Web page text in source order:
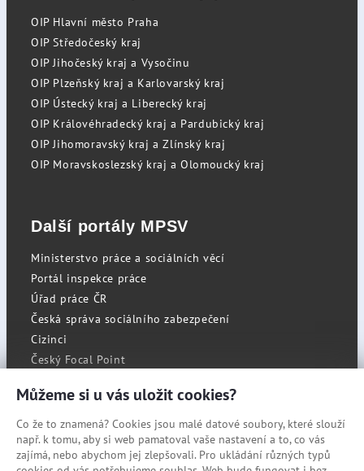
OIP Hlavní město Praha
OIP Středočeský kraj
OIP Jihočeský kraj a Vysočinu
OIP Plzeňský kraj a Karlovarský kraj
OIP Ústecký kraj a Liberecký kraj
OIP Královéhradecký kraj a Pardubický kraj
OIP Jihomoravský kraj a Zlínský kraj
OIP Moravskoslezský kraj a Olomoucký kraj
Další portály MPSV
Ministerstvo práce a sociálních věcí
Portál inspekce práce
Úřad práce ČR
Česká správa sociálního zabezpečení
Cizinci
Český Focal Point
RSS
Cookies
Můžeme si u vás uložit cookies?
Co že to znamená? Cookies jsou malé datové soubory, které slouží
např. k tomu, aby si web pamatoval vaše nastavení a to, co vás
zajímá, nebo abychom jej zlepšovali. Pro ukládání různých typů